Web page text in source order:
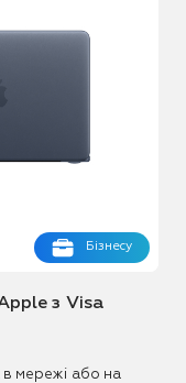
Бізнесу
з Visa
мережі або на